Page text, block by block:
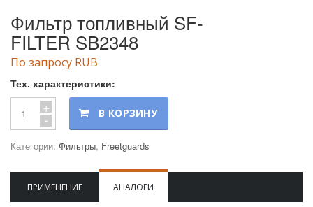
Фильтр топливный SF-
FILTER SB2348
По запросу RUB
Тех. характеристики:
+
- В КОРЗИНУ
Категории: Фильтры, Freetguards
ПРИМЕНЕНИЕ АНАЛОГИ